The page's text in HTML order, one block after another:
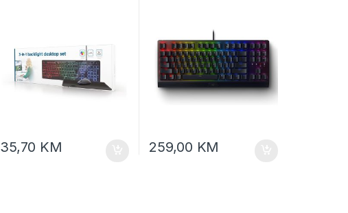
35,70 KM
Switch) – US Layout, FRML
packaging, RZ03-
03491800-R3M1
259,00 KM